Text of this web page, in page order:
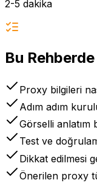
2-5 dakika
Bu
Proxy bilgileri
Adım adım
Görselli anlatım
Test ve
Dikkat edilmesi
Önerilen proxy